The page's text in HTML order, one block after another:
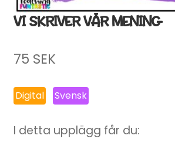
VI SKRIVER VÅR MENING
75 SEK
Digital Svensk
I detta upplägg får du: